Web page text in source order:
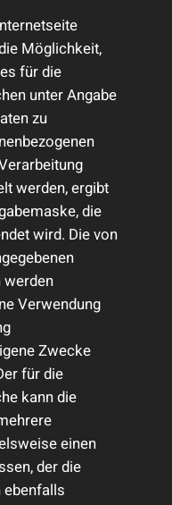
Möglichkeit,
für die
unter Angabe
zu
werden, ergibt
die
wird. Die von
werden
Verwendung
Zwecke
für die
kann die
einen
der die
ebenfalls